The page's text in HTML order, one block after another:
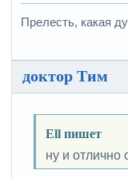
Прелесть, какая
доктор Тим
Ell пишет
ну и отлично